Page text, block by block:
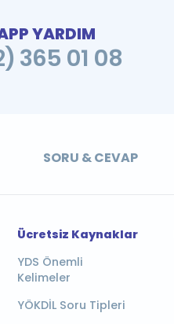
YARDIM
365 01 08
SORU & CEVAP
Ücretsiz Kaynaklar
YDS Önemli
Kelimeler
YÖKDİL Soru Tipleri